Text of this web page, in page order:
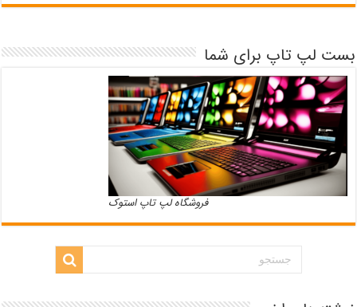
بست لپ تاپ برای شما
فروشگاه لپ تاپ استوک